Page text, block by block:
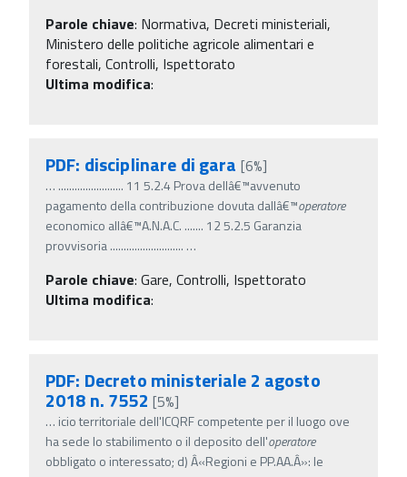
Parole chiave: Normativa, Decreti ministeriali,
Ministero delle politiche agricole alimentari e
forestali, Controlli, Ispettorato
Ultima modifica:
PDF: disciplinare di gara [6%]
… ........................ 11 5.2.4 Prova dellâ€™avvenuto
pagamento della contribuzione dovuta dallâ€™operatore
economico allâ€™A.N.A.C. ....... 12 5.2.5 Garanzia
provvisoria ........................... …
Parole chiave: Gare, Controlli, Ispettorato
Ultima modifica:
PDF: Decreto ministeriale 2 agosto
2018 n. 7552 [5%]
… icio territoriale dell'ICQRF competente per il luogo ove
ha sede lo stabilimento o il deposito dell'operatore
obbligato o interessato; d) Â«Regioni e PP.AA.Â»: le